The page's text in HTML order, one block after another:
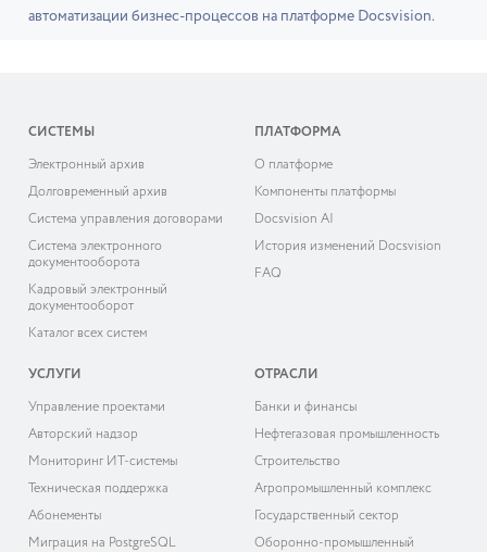
автоматизации бизнес-процессов на платформе Docsvision.
СИСТЕМЫ
Электронный архив
Долговременный архив
Система управления договорами
Система электронного
документооборота
Кадровый электронный
документооборот
Каталог всех систем
ПЛАТФОРМА
О платформе
Компоненты платформы
Docsvision AI
История изменений Docsvision
FAQ
УСЛУГИ
Управление проектами
Авторский надзор
Мониторинг ИТ-системы
Техническая поддержка
Абонементы
Миграция на PostgreSQL
ОТРАСЛИ
Банки и финансы
Нефтегазовая промышленность
Строительство
Агропромышленный комплекс
Государственный сектор
Оборонно-промышленный